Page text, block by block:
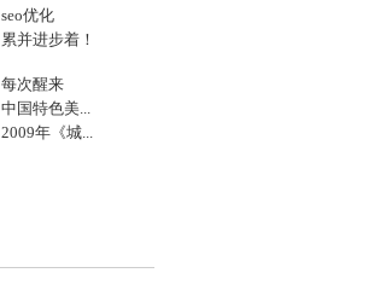
seo优化
累并进步着！
每次醒来
中国特色美...
2009年《城...